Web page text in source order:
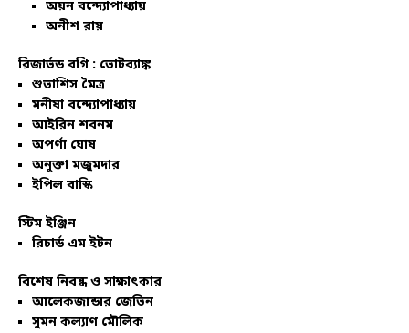
অয়ন বন্দ্যোপাধ্যায়
অনীশ রায়
রিজার্ভড বগি : ভোটব্যাঙ্ক
শুভাশিস মৈত্র
মনীষা বন্দ্যোপাধ্যায়
আইরিন শবনম
অপর্ণা ঘোষ
অনুক্তা মজুমদার
ইপিল বাস্কি
স্টিম ইঞ্জিন
রিচার্ড এম ইটন
বিশেষ নিবন্ধ ও সাক্ষাৎকার
আলেকজান্ডার জেভিন
সুমন কল্যাণ মৌলিক